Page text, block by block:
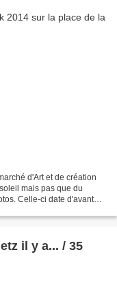
d'Art et de création
mais pas que du
Celle-ci date d'avant
il y a... / 35